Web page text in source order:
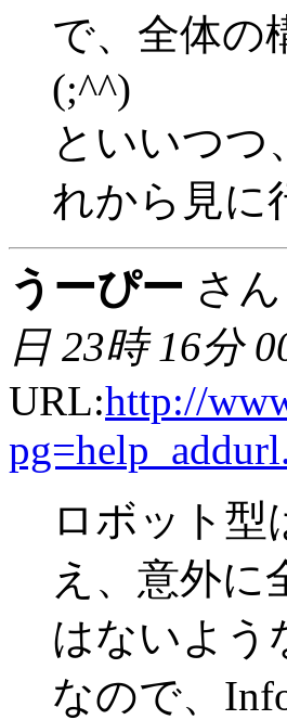
で、全体の
(;^^)
といいつつ
れから見に
うーぴー さ
日 23時 16分
URL:http://
ロボット
え、意外に
はないよう
なので、